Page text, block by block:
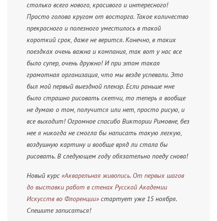
столько всего нового, красивого и интересного!
Просто голова кругом от восторга. Такое количество
прекрасного и полезного уместилось в такой
короткий срок, даже не верится. Конечно, в таких
поездках очень важна и компания, так вот у нас все
было супер, очень дружно! И при этом такая
грамотная организация, что мы везде успевали. Это
был мой первый выездной пленэр. Если раньше мне
было страшно рисовать скетчи, то теперь я вообще
не думаю о том, получится или нет, просто рисую, и
все выходит! Огромное спасибо Виктории Римовне, без
нее я никогда не смогла бы написать такую легкую,
воздушную картину и вообще вряд ли стала бы
рисовать. В следующем году обязательно поеду снова!
Новый курс «Акварельная живопись. От первых шагов
до выставки работ в стенах Русской Академии
Искусств во Флоренции»стартует уже 15 ноября.
Спешите записаться!